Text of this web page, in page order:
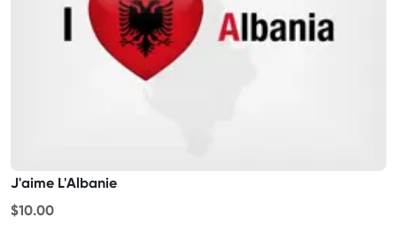
J'aime L'Albanie
$10.00